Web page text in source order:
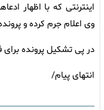
اینترنتی که با اظهار
وی اعلام جرم کرده و
در پی تشکیل پرونده
انتهای پیام/